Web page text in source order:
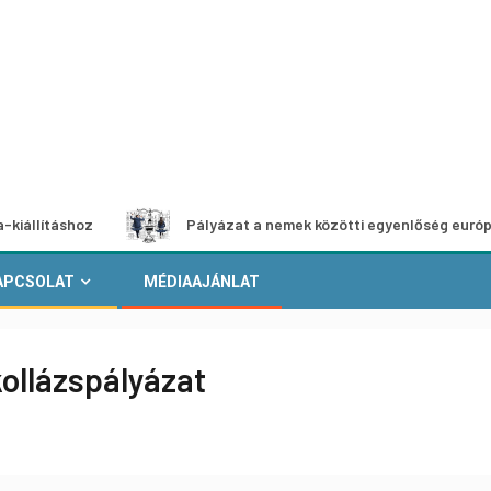
Pályázat a nemek közötti egyenlőség európai
MÉDIAAJÁNLAT